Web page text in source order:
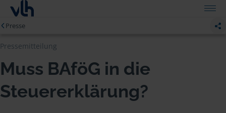
Presse
Pressemitteilung
Muss BAföG in die
Steuererklärung?